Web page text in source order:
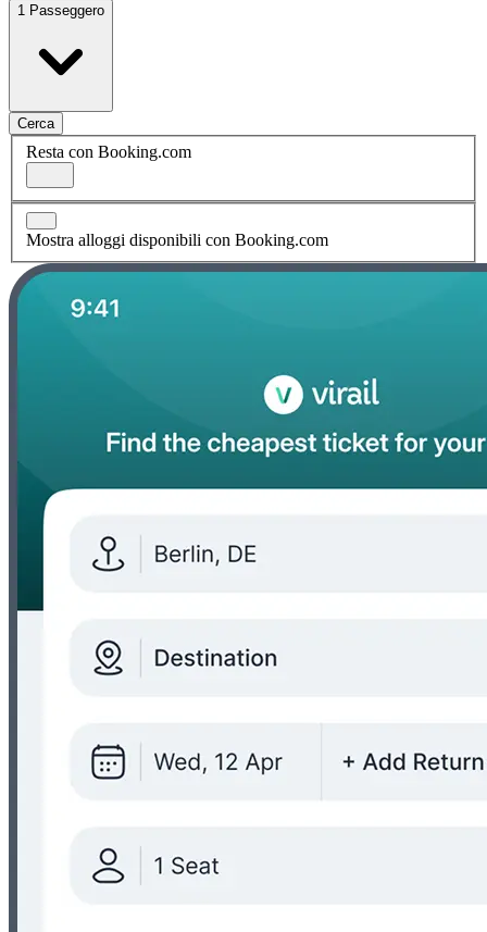
1 Passeggero
Cerca
Resta con Booking.com
Mostra alloggi disponibili con Booking.com